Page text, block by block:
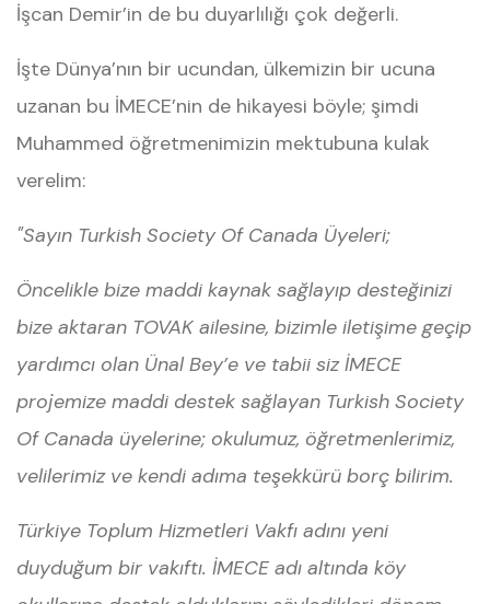
İşcan Demir’in de bu duyarlılığı çok değerli.
İşte Dünya’nın bir ucundan, ülkemizin bir ucuna
uzanan bu İMECE’nin de hikayesi böyle; şimdi
Muhammed öğretmenimizin mektubuna kulak
verelim:
"Sayın Turkish Society Of Canada Üyeleri;
Öncelikle bize maddi kaynak sağlayıp desteğinizi
bize aktaran TOVAK ailesine, bizimle iletişime geçip
yardımcı olan Ünal Bey’e ve tabii siz İMECE
projemize maddi destek sağlayan Turkish Society
Of Canada üyelerine; okulumuz, öğretmenlerimiz,
velilerimiz ve kendi adıma teşekkürü borç bilirim.
Türkiye Toplum Hizmetleri Vakfı adını yeni
duyduğum bir vakıftı. İMECE adı altında köy